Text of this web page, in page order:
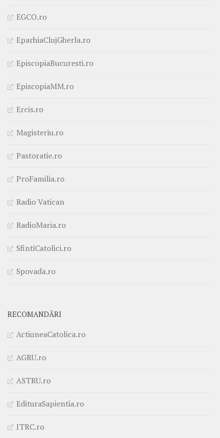
EGCO.ro
EparhiaClujGherla.ro
EpiscopiaBucuresti.ro
EpiscopiaMM.ro
Ercis.ro
Magisteriu.ro
Pastoratie.ro
ProFamilia.ro
Radio Vatican
RadioMaria.ro
SfintiCatolici.ro
Spovada.ro
RECOMANDĂRI
ActiuneaCatolica.ro
AGRU.ro
ASTRU.ro
EdituraSapientia.ro
ITRC.ro